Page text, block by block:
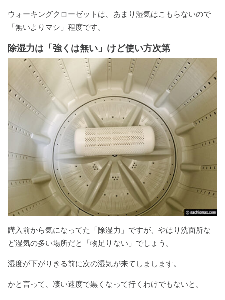
ウォーキングクローゼットは、あまり湿気はこもらないので
「無いよりマシ」程度です。
除湿力は「強くは無い」けど使い方次第
購入前から気になってた「除湿力」ですが、やはり洗面所な
ど湿気の多い場所だと「物足りない」でしょう。
湿度が下がりきる前に次の湿気が来てしまします。
かと言って、凄い速度で黒くなって行くわけでもないと。